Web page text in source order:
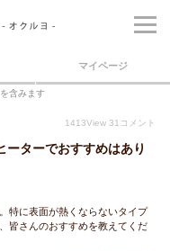
マイページ
含みます
1413View 31 コメント
ーターでおすすめはあり
特に表面が熱くならないタイプ
皆さんのおすすめを教えてくだ